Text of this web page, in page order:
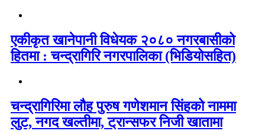
एकीकृत खानेपानी विधेयक २०८० नगरबासीको
हितमा : चन्द्रागिरि नगरपालिका (भिडियोसहित)
चन्द्रागिरिमा लौह पुरुष गणेशमान सिंहको नाममा
लुट, नगद खल्तीमा, ट्रान्सफर निजी खातामा